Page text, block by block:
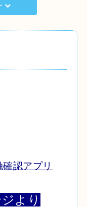
認アプリ
より